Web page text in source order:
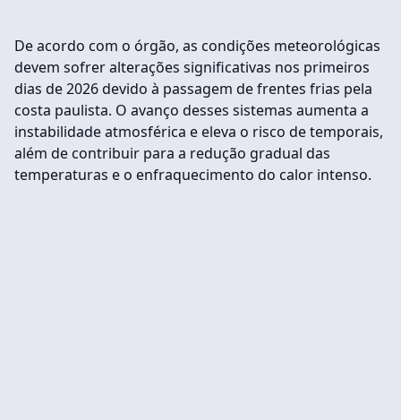
De acordo com o órgão, as condições meteorológicas
devem sofrer alterações significativas nos primeiros
dias de 2026 devido à passagem de frentes frias pela
costa paulista. O avanço desses sistemas aumenta a
instabilidade atmosférica e eleva o risco de temporais,
além de contribuir para a redução gradual das
temperaturas e o enfraquecimento do calor intenso.